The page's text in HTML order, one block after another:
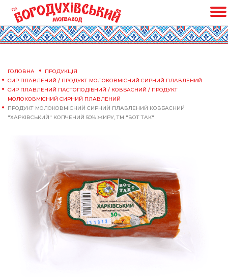
ГОЛОВНА
ПРОДУКЦІЯ
CИР ПЛАВЛЕНИЙ / ПРОДУКТ МОЛОКОВМІСНИЙ СИРНИЙ ПЛАВЛЕНИЙ
СИР ПЛАВЛЕНИЙ ПАСТОПОДІБНИЙ / КОВБАСНИЙ / ПРОДУКТ
МОЛОКОВМІСНИЙ СИРНИЙ ПЛАВЛЕНИЙ
ПРОДУКТ МОЛОКОВМІСНИЙ СИРНИЙ ПЛАВЛЕНИЙ КОВБАСНИЙ
"ХАРКІВСЬКИЙ" КОПЧЕНИЙ 50% ЖИРУ, ТМ "ВОТ ТАК"